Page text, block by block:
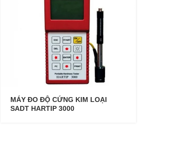
MÁY ĐO ĐỘ CỨNG KIM LOẠI
SADT HARTIP 3000